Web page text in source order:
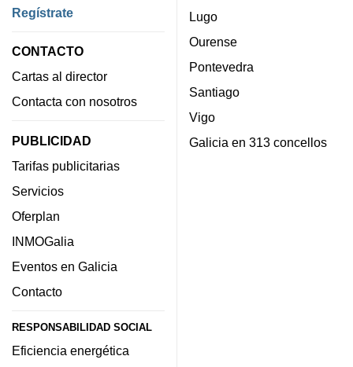
Regístrate
CONTACTO
Cartas al director
Contacta con nosotros
PUBLICIDAD
Tarifas publicitarias
Servicios
Oferplan
INMOGalia
Eventos en Galicia
Contacto
RESPONSABILIDAD SOCIAL
Eficiencia energética
Lugo
Ourense
Pontevedra
Santiago
Vigo
Galicia en 313 concellos